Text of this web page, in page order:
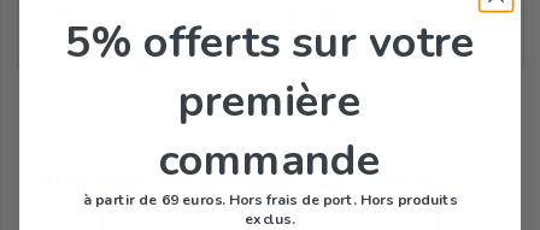
15,99 €/100mL
Vous avez atteint le bas de cette page.Retourner en haut
Découvrez les gammes EUCERIN
5% offerts sur votre
première
commande
à partir de 69 euros. Hors frais de port. Hors produits
exclus.